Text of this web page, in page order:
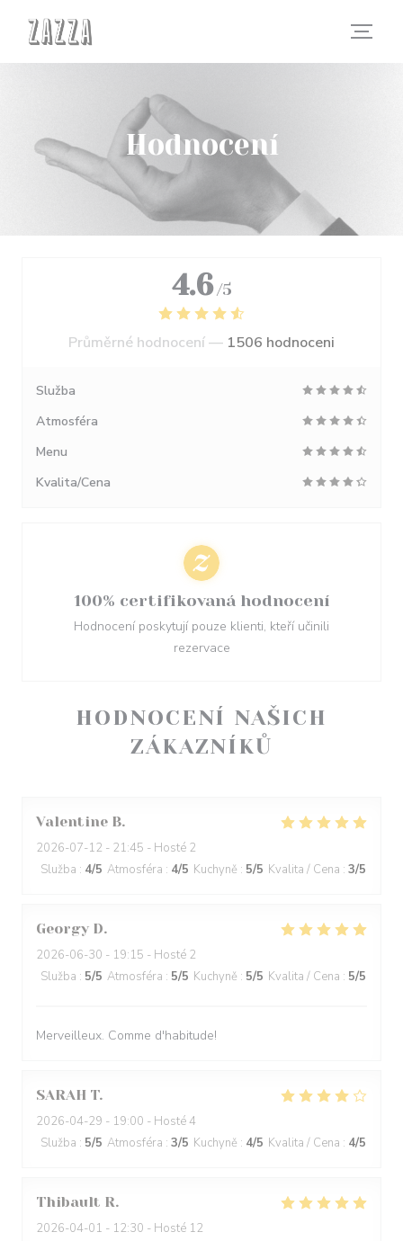
Hodnocení
HODNOCENÍ NAŠICH
ZÁKAZNÍKŮ
Valentine B
2026-07-12 - 21:45 - Hosté 2
Služba : 4/5 Atmosféra : 4/5 Kuchyně : 5/5 Kvalita / Cena : 3/5
Georgy D
2026-06-30 - 19:15 - Hosté 2
Služba : 5/5 Atmosféra : 5/5 Kuchyně : 5/5 Kvalita / Cena : 5/5
Merveilleux. Comme d'habitude!
SARAH T
2026-04-29 - 19:00 - Hosté 4
Služba : 5/5 Atmosféra : 3/5 Kuchyně : 4/5 Kvalita / Cena : 4/5
Thibault R
2026-04-01 - 12:30 - Hosté 12
4.6 /5
Průměrné hodnocení — 1506 hodnoceni
Služba
Atmosféra
Menu
Kvalita/Cena
100% certifikovaná hodnocení
Hodnocení poskytují pouze klienti, kteří učinili
rezervace